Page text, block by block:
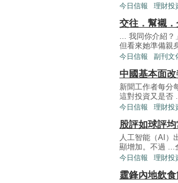
今日信報 理財投
交往．幫襯
... 我同你介紹？
但看來她準備
今日信報 副刊文
中國基本面
新聞工作者每分
這對投資又是否
今日信報 理財投
股評如球評
人工智能（AI）
顯增加。不過 ...
今日信報 理財投
霆鋒內地飲